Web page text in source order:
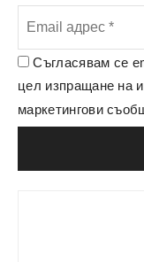
Съгласявам се
цел изпращане на
маркетингови